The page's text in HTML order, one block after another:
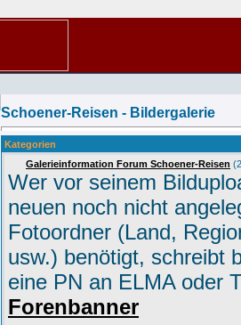
Schoener-Reisen - Bildergalerie
Kategorien
Galerieinformation Forum Schoener-Reisen
Wer vor seinem
neuen noch nicht
Fotoordner (Land,
usw.) benötigt, schreibt
eine PN an ELMA oder
Forenbanner